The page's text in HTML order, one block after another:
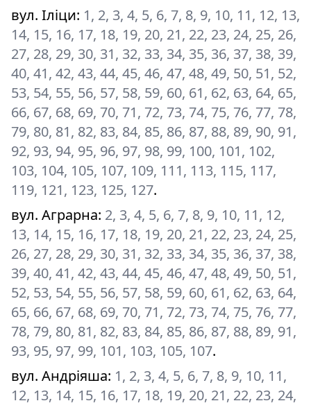
вул. Іліци: 1, 2, 3, 4, 5, 6, 7, 8, 9, 10, 11, 12, 13,
14, 15, 16, 17, 18, 19, 20, 21, 22, 23, 24, 25, 26,
27, 28, 29, 30, 31, 32, 33, 34, 35, 36, 37, 38, 39,
40, 41, 42, 43, 44, 45, 46, 47, 48, 49, 50, 51, 52,
53, 54, 55, 56, 57, 58, 59, 60, 61, 62, 63, 64, 65,
66, 67, 68, 69, 70, 71, 72, 73, 74, 75, 76, 77, 78,
79, 80, 81, 82, 83, 84, 85, 86, 87, 88, 89, 90, 91,
92, 93, 94, 95, 96, 97, 98, 99, 100, 101, 102,
103, 104, 105, 107, 109, 111, 113, 115, 117,
119, 121, 123, 125, 127.
вул. Аграрна: 2, 3, 4, 5, 6, 7, 8, 9, 10, 11, 12,
13, 14, 15, 16, 17, 18, 19, 20, 21, 22, 23, 24, 25,
26, 27, 28, 29, 30, 31, 32, 33, 34, 35, 36, 37, 38,
39, 40, 41, 42, 43, 44, 45, 46, 47, 48, 49, 50, 51,
52, 53, 54, 55, 56, 57, 58, 59, 60, 61, 62, 63, 64,
65, 66, 67, 68, 69, 70, 71, 72, 73, 74, 75, 76, 77,
78, 79, 80, 81, 82, 83, 84, 85, 86, 87, 88, 89, 91,
93, 95, 97, 99, 101, 103, 105, 107.
вул. Андріяша: 1, 2, 3, 4, 5, 6, 7, 8, 9, 10, 11,
12, 13, 14, 15, 16, 17, 18, 19, 20, 21, 22, 23, 24,